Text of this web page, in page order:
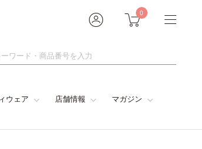
0
ウェア 店舗情報 マガジン